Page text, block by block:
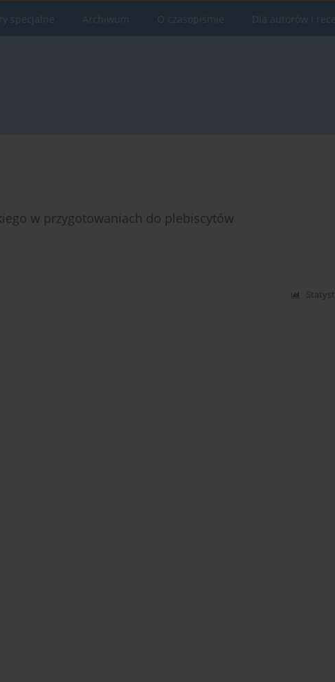
specjalne Archiwum O czasopiśmie Dla autorów i
w przygotowaniach do plebiscytów